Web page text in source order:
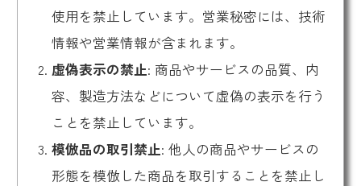
使用を禁止しています。営業秘密には、技術
情報や営業情報が含まれます。
虚偽表示の禁止: 商品やサービスの品質、内
容、製造方法などについて虚偽の表示を行う
ことを禁止しています。
模倣品の取引禁止: 他人の商品やサービスの
形態を模倣した商品を取引することを禁止し